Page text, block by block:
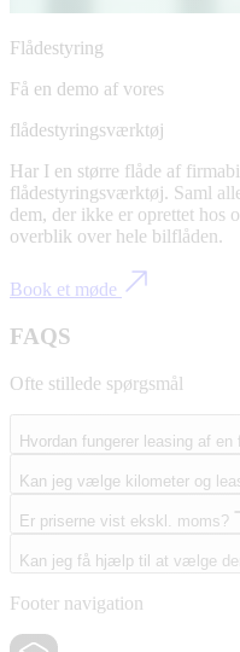
Flådestyring
Få en demo af vores
flådestyringsværktøj
Har I en større flåde af
flådestyringsværktøj. Saml
dem, der ikke er oprettet hos
overblik over hele bilflåden.
Book et møde
FAQS
Ofte stillede spørgsmål
Hvordan fungerer leasing af
Kan jeg vælge kilometer og
Er priserne vist ekskl. moms?
Kan jeg få hjælp til at vælge
Footer navigation